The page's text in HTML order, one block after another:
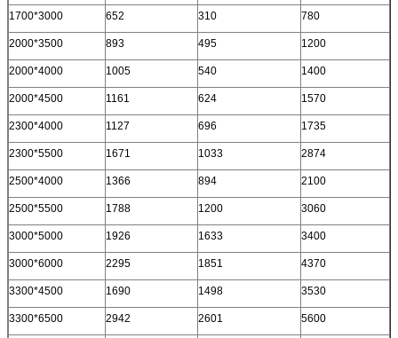
1700*3000 652 310 780
2000*3500 893 495 1200
2000*4000 1005 540 1400
2000*4500 1161 624 1570
2300*4000 1127 696 1735
2300*5500 1671 1033 2874
2500*4000 1366 894 2100
2500*5500 1788 1200 3060
3000*5000 1926 1633 3400
3000*6000 2295 1851 4370
3300*4500 1690 1498 3530
3300*6500 2942 2601 5600